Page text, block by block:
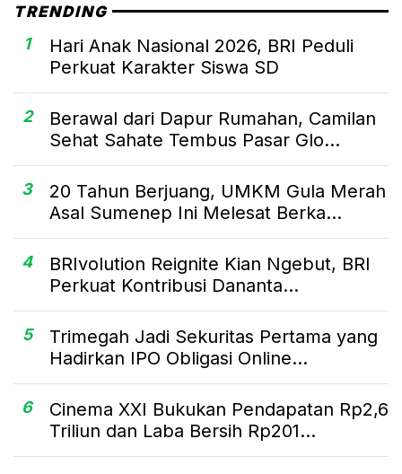
TRENDING
1
Hari Anak Nasional 2026, BRI Peduli
Perkuat Karakter Siswa SD
2
Berawal dari Dapur Rumahan, Camilan
Sehat Sahate Tembus Pasar Glo...
3
20 Tahun Berjuang, UMKM Gula Merah
Asal Sumenep Ini Melesat Berka...
4
BRIvolution Reignite Kian Ngebut, BRI
Perkuat Kontribusi Dananta...
5
Trimegah Jadi Sekuritas Pertama yang
Hadirkan IPO Obligasi Online...
6
Cinema XXI Bukukan Pendapatan Rp2,6
Triliun dan Laba Bersih Rp201...